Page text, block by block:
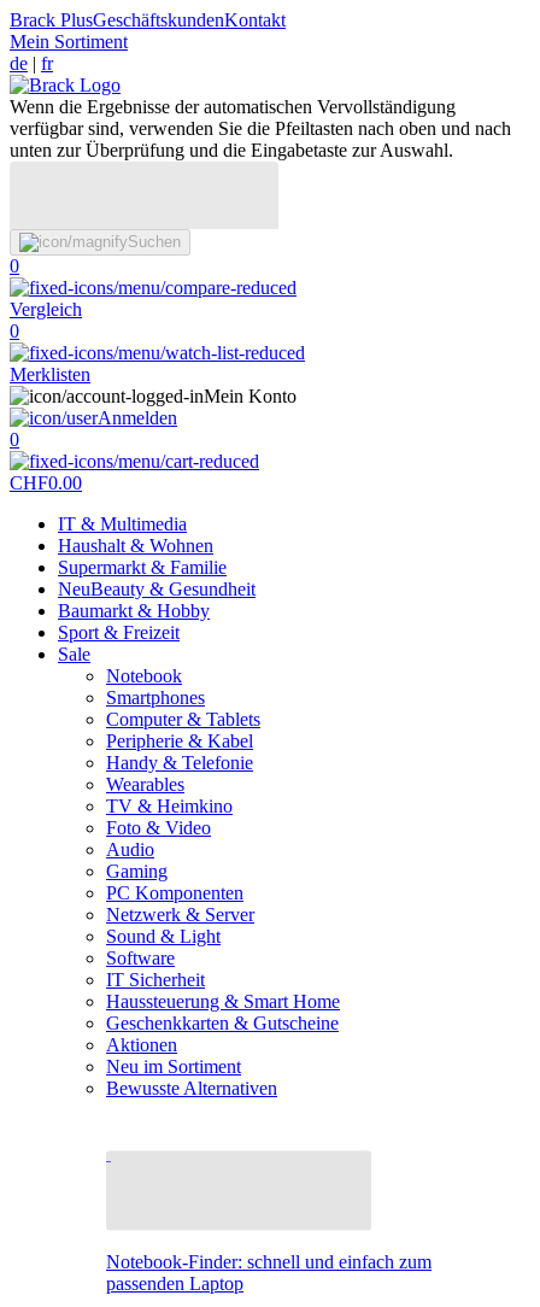
Brack PlusGeschäftskundenKontakt
Mein Sortiment
de | fr
Wenn die Ergebnisse der automatischen Vervollständigung
verfügbar sind, verwenden Sie die Pfeiltasten nach oben und nach
unten zur Überprüfung und die Eingabetaste zur Auswahl.
Suchen
0
Vergleich
0
Merklisten
Mein Konto
Anmelden
0
CHF0.00
IT & Multimedia
Haushalt & Wohnen
Supermarkt & Familie
NeuBeauty & Gesundheit
Baumarkt & Hobby
Sport & Freizeit
Sale
Notebook
Smartphones
Computer & Tablets
Peripherie & Kabel
Handy & Telefonie
Wearables
TV & Heimkino
Foto & Video
Audio
Gaming
PC Komponenten
Netzwerk & Server
Sound & Light
Software
IT Sicherheit
Haussteuerung & Smart Home
Geschenkkarten & Gutscheine
Aktionen
Neu im Sortiment
Bewusste Alternativen
Notebook-Finder: schnell und einfach zum
passenden Laptop